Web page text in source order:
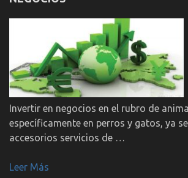
Invertir en negocios en el rubro de
específicamente en perros y gatos, ya
accesorios servicios de …
Leer Más